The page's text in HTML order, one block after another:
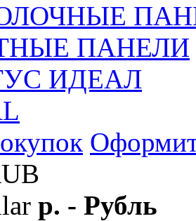
ПАНЕЛИ
ИДЕАЛ
р. - Рубль